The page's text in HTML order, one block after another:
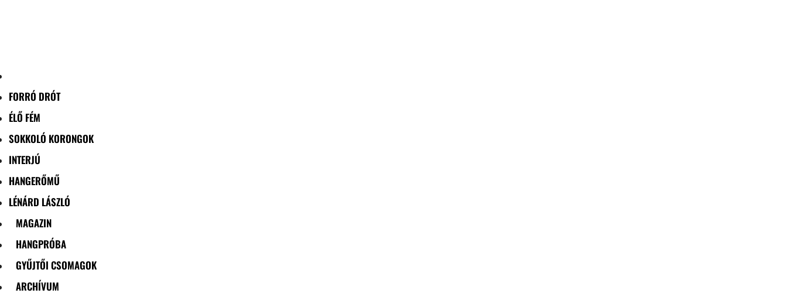
FORRÓ DRÓT
ÉLŐ FÉM
SOKKOLÓ KORONGOK
INTERJÚ
HANGERŐMŰ
LÉNÁRD LÁSZLÓ
MAGAZIN
HANGPRÓBA
GYŰJTŐI CSOMAGOK
ARCHÍVUM